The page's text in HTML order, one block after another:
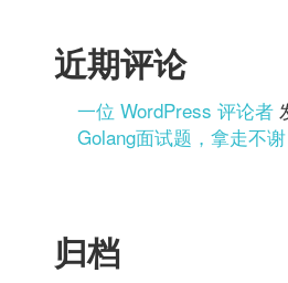
近期评论
一位 WordPress 评论者
Golang面试题，拿走不谢
归档